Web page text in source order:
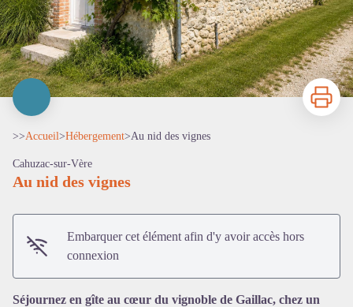
Voir l'image en plein écran
Imprimer
>>Accueil>Hébergement>Au nid des vignes
Cahuzac-sur-Vère
Au nid des vignes
Embarquer cet élément afin d'y avoir accès hors
connexion
Séjournez en gîte au cœur du vignoble de Gaillac, chez un